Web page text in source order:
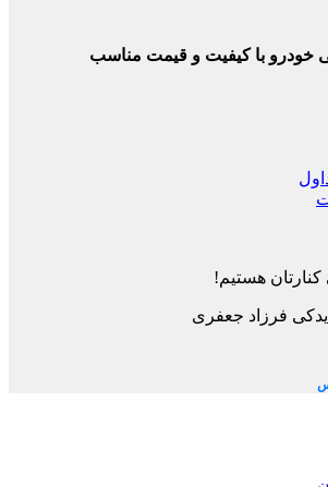
خودرو با کیفیت و قیمت مناسب
هستیم!
فرزاد جعفری